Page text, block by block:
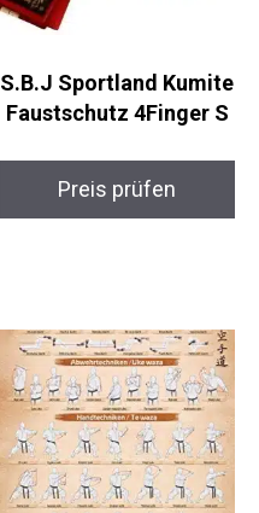
Kumite Faustschutz
4Finger S
Preis prüfen